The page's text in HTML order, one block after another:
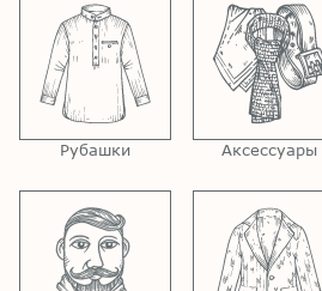
Рубашки Аксессуары